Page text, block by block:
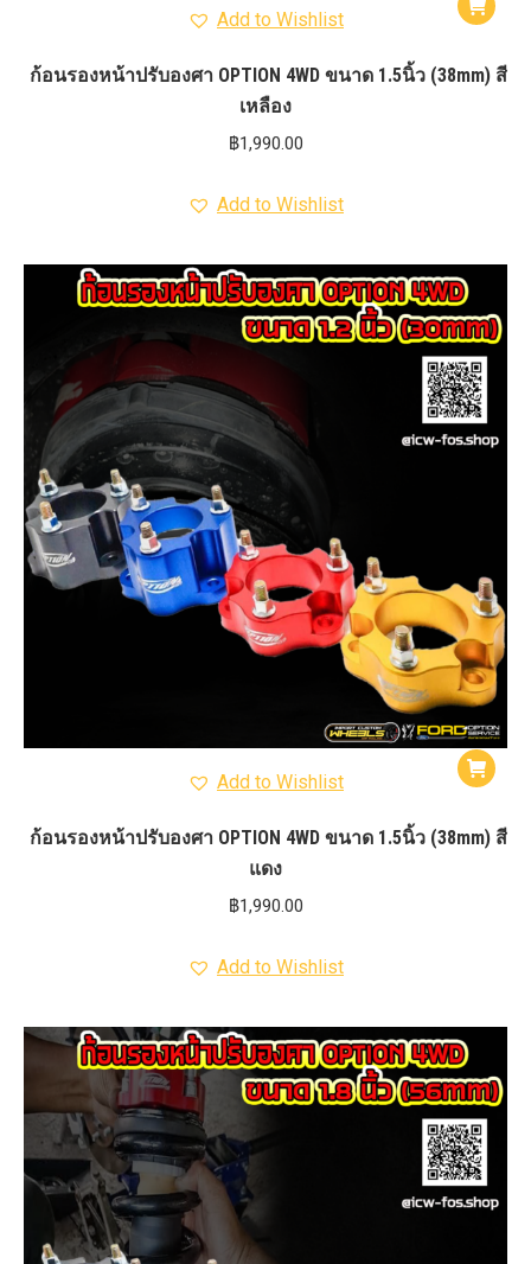
Add to Wishlist
ก้อนรองหน้าปรับองศา OPTION 4WD ขนาด 1.5นิ้ว (38mm) สี
เหลือง
฿1,990.00
Add to Wishlist
Add to Wishlist
ก้อนรองหน้าปรับองศา OPTION 4WD ขนาด 1.5นิ้ว (38mm) สี
แดง
฿1,990.00
Add to Wishlist